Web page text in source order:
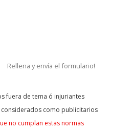
Rellena y envía el formulario!
fuera de tema ó injuriantes
como publicitarios
no cumplan estas normas